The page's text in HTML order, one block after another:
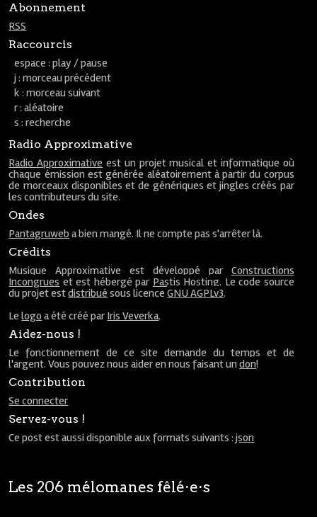
Abonnement
RSS
Raccourcis
espace : play / pause
j : morceau précédent
k : morceau suivant
r : aléatoire
s : recherche
Radio Approximative
Radio Approximative est un projet musical et informatique où
chaque émission est générée aléatoirement à partir du corpus
de morceaux disponibles et de génériques et jingles créés par
les contributeurs du site.
Ondes
Pantagruweb a bien mangé. Il ne compte pas s'arrêter là.
Crédits
Musique Approximative est développé par Constructions
Incongrues et est hébergé par Pastis Hosting. Le code source
du projet estdistribué sous licenceGNU AGPLv3.
Lelogo a été créé par Iris Veverka.
Aidez-nous !
Le fonctionnement de ce site demande du temps et de
l'argent. Vous pouvez nous aider en nous faisant undon!
Contribution
Se connecter
Servez-vous !
Ce post est aussi disponible aux formats suivants :json
Les 206 mélomanes fêlé⋅e⋅s